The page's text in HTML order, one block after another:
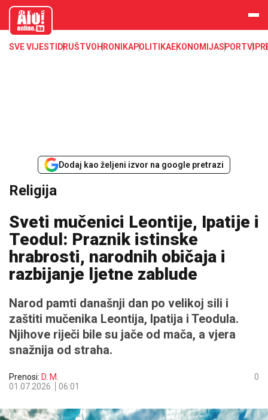
aloonline.b
SVE VIJESTI DRUŠTVOHRONIKAPOLITIKAEKONOMIJASPORTVIP
Dodaj kao željeni izvor na google pretrazi
Religija
Sveti mučenici Leontije, Ipatije i
Teodul: Praznik istinske
hrabrosti, narodnih običaja i
razbijanje ljetne zablude
Narod pamti današnji dan po velikoj sili i
zaštiti mučenika Leontija, Ipatija i Teodula.
Njihove riječi bile su jače od mača, a vjera
snažnija od straha.
Prenosi: D. M.
01.07.2026.
06:01
0